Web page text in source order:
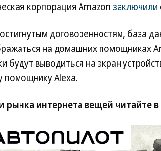
корпорация Amazon заключили
договоренностям, база
на домашних помощниках
будут выводиться на экран
помощнику Alexa.
рынка интернета вещей читайте в